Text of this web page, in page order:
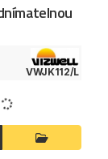
VWJK112/L